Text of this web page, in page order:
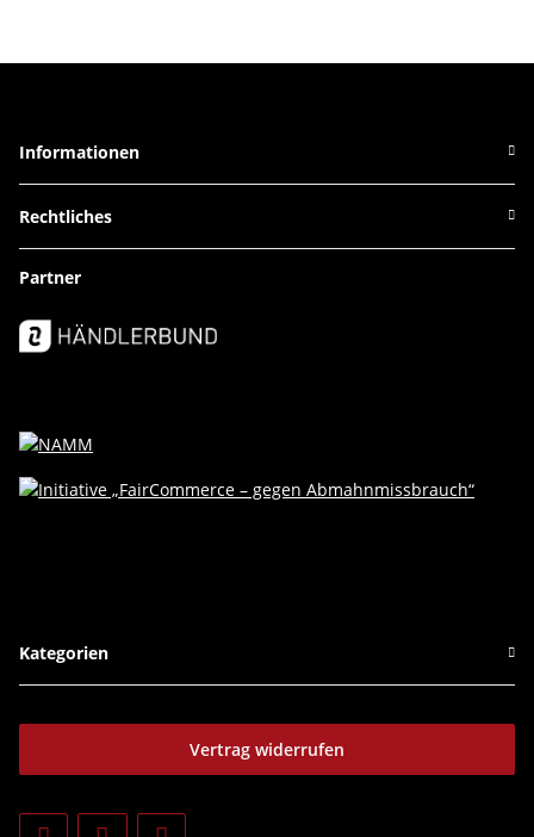
Informationen
Rechtliches
Partner
Kategorien
Vertrag widerrufen